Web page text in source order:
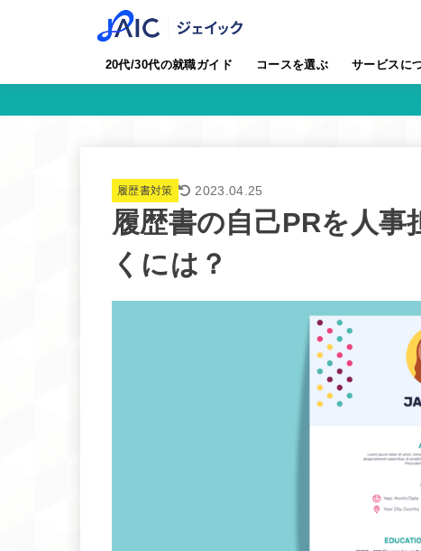
20代/30代の就職ガイド コースを選ぶ サービスに
履歴書対策 2023.04.25
履歴書の自己PRを人
くには？